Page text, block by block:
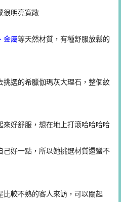
很明亮寬敞
金屬等天然材質，有種舒服放鬆的
挑選的希臘伽瑪灰大理石，整個紋
來好舒服，想在地上打滾哈哈哈哈
己好一點，所以她挑選材質還蠻不
比較不熟的客人來訪，可以關起